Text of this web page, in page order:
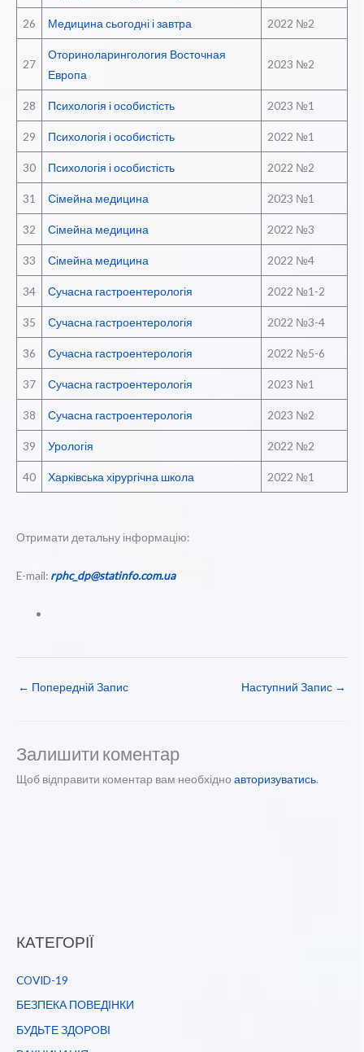
26 Медицина сьогодні і завтра 2022 №2
27
Оториноларингология Восточная
Европа
2023 №2
28 Психологія і особистість 2023 №1
29 Психологія і особистість 2022 №1
30 Психологія і особистість 2022 №2
31 Сімейна медицина 2023 №1
32 Сімейна медицина 2022 №3
33 Сімейна медицина 2022 №4
34 Сучасна гастроентерологія 2022 №1-2
35 Сучасна гастроентерологія 2022 №3-4
36 Сучасна гастроентерологія 2022 №5-6
37 Сучасна гастроентерологія 2023 №1
38 Сучасна гастроентерологія 2023 №2
39 Урологія 2022 №2
40 Харківська хірургічна школа 2022 №1
Отримати детальну інформацію:
E-mail: rphc_dp@statinfo.com.ua
← Попередній Запис Наступний Запис →
Залишити коментар
Щоб відправити коментар вам необхідно авторизуватись.
КАТЕГОРІЇ
COVID-19
БЕЗПЕКА ПОВЕДІНКИ
БУДЬТЕ ЗДОРОВІ